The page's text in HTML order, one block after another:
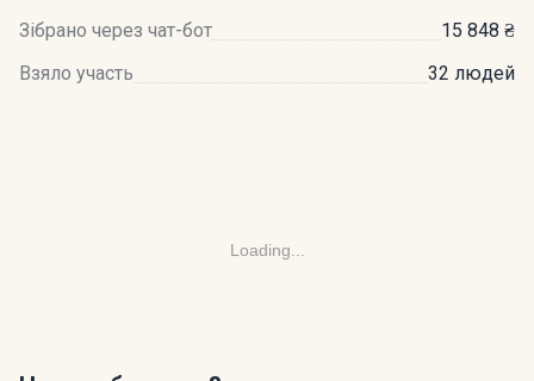
Зібрано через чат-бот
15 848 ₴
Взяло участь
32 людей
Loading...